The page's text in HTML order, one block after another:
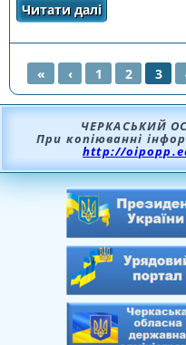
Читати далі
СТОРІНКИ
« ‹ 1 2 3
ЧЕРКАСЬКИЙ
При копіюванні
http://